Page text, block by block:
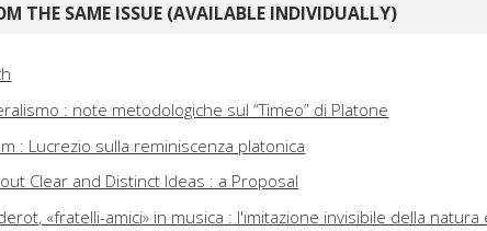
THE SAME ISSUE (AVAILABLE INDIVIDUALLY)
: note metodologiche sul “Timeo” di Platone
: Lucrezio sulla reminiscenza platonica
Clear and Distinct Ideas : a Proposal
«fratelli-amici» in musica : l'imitazione invisibile della natura